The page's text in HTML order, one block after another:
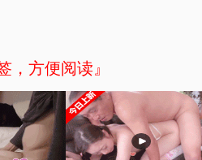
，方便阅读』